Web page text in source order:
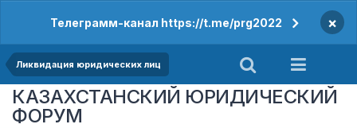
Телеграмм-канал https://t.me/prg2022 ×
Ликвидация юридических лиц
КАЗАХСТАНСКИЙ ЮРИДИЧЕСКИЙ
ФОРУМ